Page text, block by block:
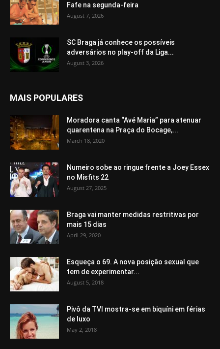
Fafe na segunda-feira
August 7, 2026
SC Braga já conhece os possíveis
adversários no play-off da Liga...
August 3, 2026
MAIS POPULARES
Moradora canta “Avé Maria” para atenuar
quarentena na Praça do Bocage,...
March 18, 2020
Numeiro sobe ao ringue frente a Joey Essex
no Misfits 22
August 27, 2025
Braga vai manter medidas restritivas por
mais 15 dias
April 29, 2020
Esqueça o 69. A nova posição sexual que
tem de experimentar...
August 5, 2018
Pivô da TVI mostra-se em biquíni em férias
de luxo
May 2, 2018